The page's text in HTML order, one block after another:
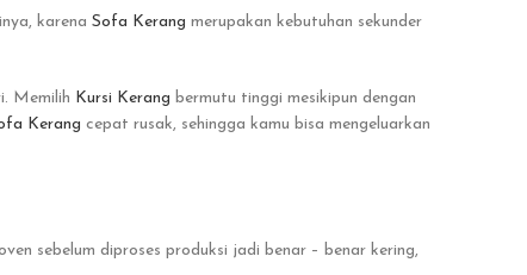
karena Sofa Kerang merupakan kebutuhan sekunder
Memilih Kursi Kerang bermutu tinggi mesikipun dengan
Kerang cepat rusak, sehingga kamu bisa mengeluarkan
sebelum diproses produksi jadi benar – benar kering,